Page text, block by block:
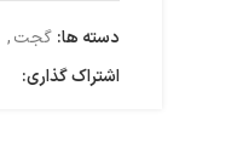
دسته ها: گجت,
اشتراک گذاری: